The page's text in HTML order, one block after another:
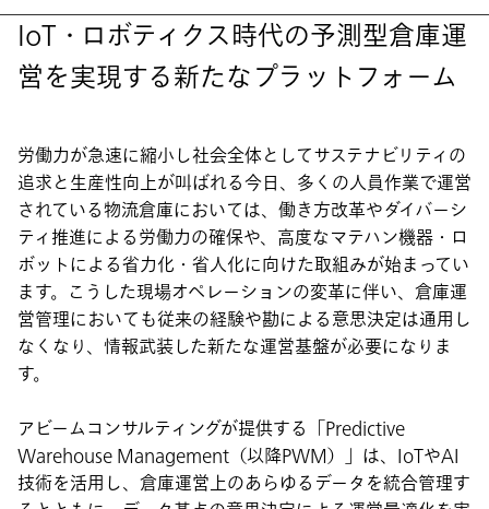
IoT・ロボティクス時代の予測型倉庫運
営を実現する新たなプラットフォーム
労働力が急速に縮小し社会全体としてサステナビリティの
追求と生産性向上が叫ばれる今日、多くの人員作業で運営
されている物流倉庫においては、働き方改革やダイバーシ
ティ推進による労働力の確保や、高度なマテハン機器・ロ
ボットによる省力化・省人化に向けた取組みが始まってい
ます。こうした現場オペレーションの変革に伴い、倉庫運
営管理においても従来の経験や勘による意思決定は通用し
なくなり、情報武装した新たな運営基盤が必要になりま
す。
アビームコンサルティングが提供する「Predictive
Warehouse Management（以降PWM）」は、IoTやAI
技術を活用し、倉庫運営上のあらゆるデータを統合管理す